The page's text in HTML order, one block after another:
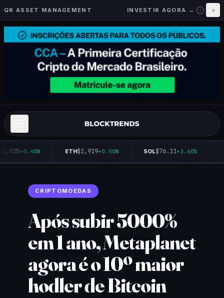
QR ASSET MANAGEMENT INVESTIR AGORA → i ×
+0.40% ETH$1,919+0.50% SOL$76.11+3.60%
CRIPTOMOEDAS
Após subir 5000%
em 1 ano, Metaplanet
agora é o 10º maior
hodler de Bitcoin